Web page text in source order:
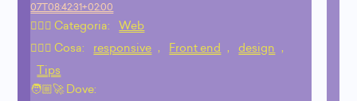
07T08:42:31+02:00
🙇🏻‍♂️ Categoria:
Web
💁🏼‍♂️ Cosa:
responsive , Front end , design
,
Tips
🧑🏼‍🚀 Dove: